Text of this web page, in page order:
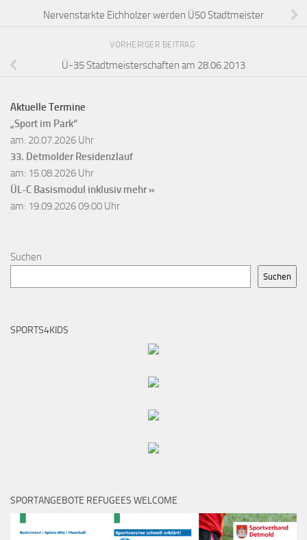
Nervenstarkte Eichholzer werden Ü50 Stadtmeister
VORHERIGER BEITRAG
Ü-35 Stadtmeisterschaften am 28.06.2013
Aktuelle Termine
„Sport im Park“
am: 20.07.2026 Uhr
33. Detmolder Residenzlauf
am: 15.08.2026 Uhr
ÜL-C Basismodul inklusiv mehr »
am: 19.09.2026 09:00 Uhr
Suchen
Suchen
SPORTS4KIDS
SPORTANGEBOTE REFUGEES WELCOME